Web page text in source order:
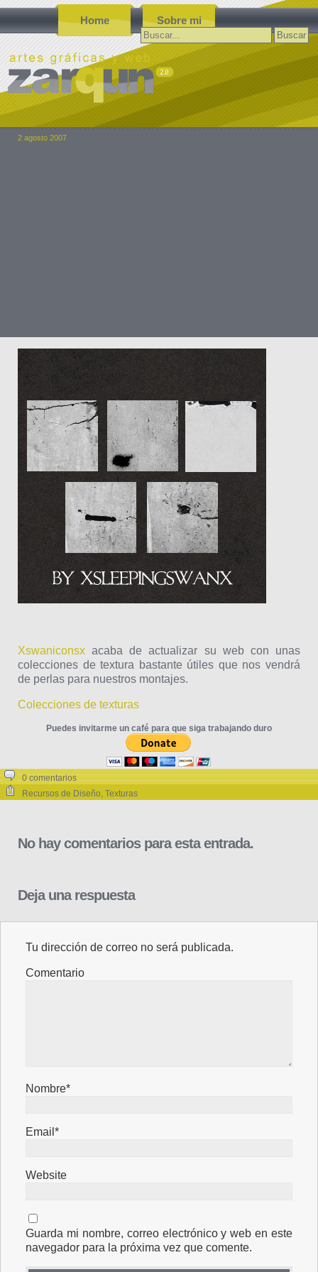
Home Sobre mi
Buscar:
2 agosto 2007
Xswaniconsx acaba de actualizar su web con unas
colecciones de textura bastante útiles que nos vendrá
de perlas para nuestros montajes.
Colecciones de texturas
Puedes invitarme un café para que siga trabajando duro
0 comentarios
Recursos de Diseño, Texturas
No hay comentarios para esta entrada.
Deja una respuesta
Tu dirección de correo no será publicada.
Comentario
Nombre*
Email*
Website
Guarda mi nombre, correo electrónico y web en este
navegador para la próxima vez que comente.